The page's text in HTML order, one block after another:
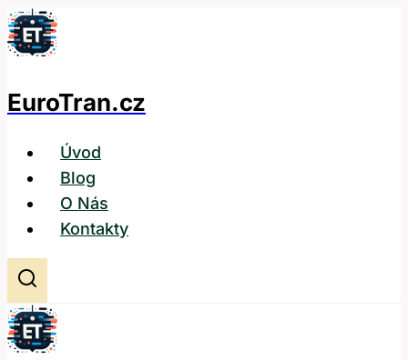
Přeskočit
na
EuroTran.cz
Úvod
Blog
O Nás
Kontakty